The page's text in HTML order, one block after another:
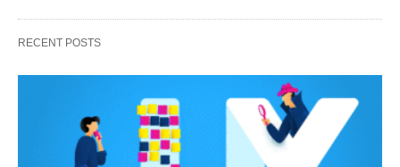
RECENT POSTS